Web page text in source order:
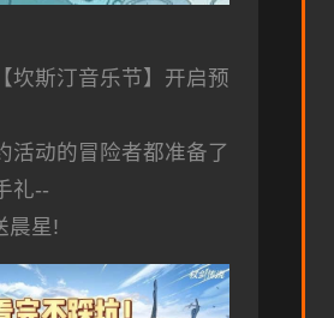
坎斯汀音乐节】开启预
活动的冒险者都准备了
礼--
晨星!